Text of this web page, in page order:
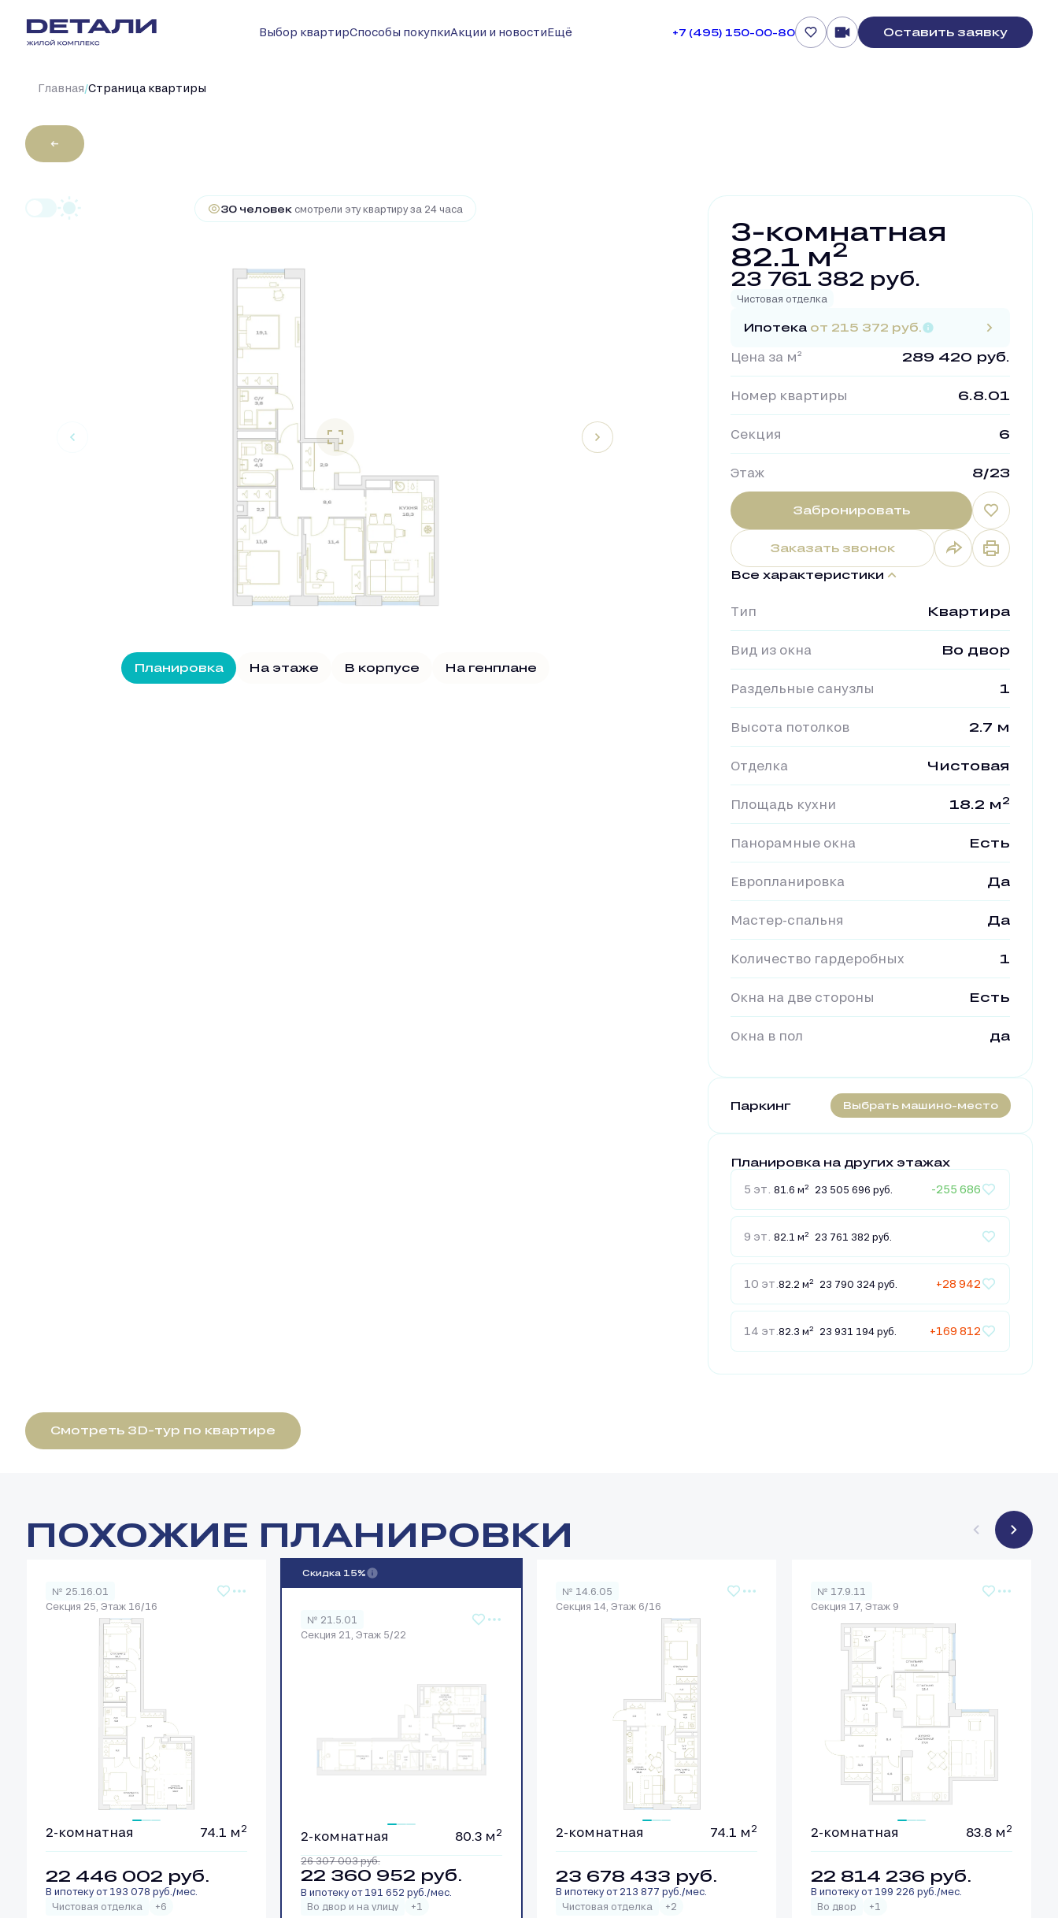
Выбор квартирСпособы покупкиАкции и новостиЕщё +7 (495) 150-00-80 Оставить заявку
Главная/Cтраница квартиры
←
3-комнатная
30 человек смотрели эту квартиру за 24 часа
Планировка На этаже В корпусе На генплане
3-комнатная
82.1 м2
23 761 382 руб.
Чистовая отделка
Ипотека от 215 372 руб.
Цена за м² 289 420 руб.
Номер квартиры 6.8.01
Секция 6
Этаж 8/23
Забронировать
Заказать звонок
Все характеристики
Тип Квартира
Вид из окна Во двор
Раздельные санузлы 1
Высота потолков 2.7 м
Отделка Чистовая
Площадь кухни 18.2 м 2
Панорамные окна Есть
Европланировка Да
Мастер-спальня Да
Количество гардеробных 1
Окна на две стороны Есть
Окна в пол да
Паркинг Выбрать машино-место
Планировка на других этажах
5 эт.
81.6 м2 23 505 696 руб. -255 686
9 эт. 82.1 м2 23 761 382 руб.
10 эт. 82.2 м2 23 790 324 руб. +28 942
14 эт. 82.3 м2 23 931 194 руб. +169 812
Смотреть 3D-тур по квартире
ПОХОЖИЕ ПЛАНИРОВКИ
№ 25.16.01
Секция 25, Этаж 16/16
2-комнатная 74.1 м 2
22 446 002 руб.
В ипотеку от 193 078 руб./мес.
Чистовая отделка
+6
Скидка 15%
№ 21.5.01
Секция 21, Этаж 5/22
2-комнатная 80.3 м 2
26 307 003руб.
22 360 952 руб.
В ипотеку от 191 652 руб./мес.
Во двор и на улицу
+1
№ 14.6.05
Секция 14, Этаж 6/16
2-комнатная 74.1 м 2
23 678 433 руб.
В ипотеку от 213 877 руб./мес.
Чистовая отделка
+2
№ 17.9.11
Секция 17, Этаж 9
2-комнатная 83.8 м 2
22 814 236 руб.
В ипотеку от 199 226 руб./мес.
Во двор
+1